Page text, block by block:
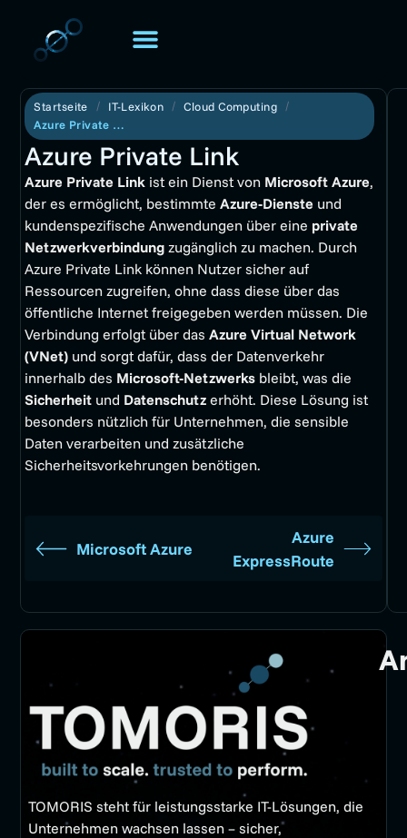
Startseite IT-Lexikon
Cloud Computing
Azure Private Link
Azure Private Link
Azure Private Link ist ein Dienst von Microsoft Azure,
der es ermöglicht, bestimmteAzure-Dienste und
kundenspezifische Anwendungen über eine private
Netzwerkverbindung zugänglich zu machen. Durch
Azure Private Link können Nutzer sicher auf
Ressourcen zugreifen, ohne dass diese über das
öffentliche Internet freigegeben werden müssen. Die
Verbindung erfolgt über dasAzure Virtual Network
(VNet) und sorgt dafür, dass der Datenverkehr
innerhalb des Microsoft-Netzwerks bleibt, was die
Sicherheit und Datenschutz erhöht. Diese Lösung ist
besonders nützlich für Unternehmen, die sensible
Daten verarbeiten und zusätzliche
Sicherheitsvorkehrungen benötigen.
Microsoft Azure
Azure
ExpressRoute
TOMORIS steht für leistungsstarke IT-Lösungen, die
Unternehmen wachsen lassen – sicher,